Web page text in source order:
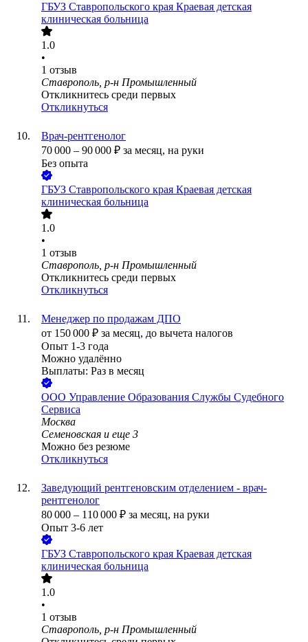
ГБУЗ Ставропольского края Краевая детская
клиническая больница
1.0
•
1 отзыв
Ставрополь, р-н Промышленный
Откликнитесь среди первых
Откликнуться
Врач-рентгенолог
70 000 – 90 000 ₽ за месяц, на руки
Без опыта
ГБУЗ Ставропольского края Краевая детская
клиническая больница
1.0
•
1 отзыв
Ставрополь, р-н Промышленный
Откликнитесь среди первых
Откликнуться
Менеджер по продажам ДПО
от 150 000 ₽ за месяц, до вычета налогов
Опыт 1-3 года
Можно удалённо
Выплаты: Раз в месяц
ООО Управление Образования Службы Судебного
Сервиса
Москва
Семеновская и еще 3
Можно без резюме
Откликнуться
Заведующий рентгеновским отделением - врач-
рентгенолог
80 000 – 110 000 ₽ за месяц, на руки
Опыт 3-6 лет
ГБУЗ Ставропольского края Краевая детская
клиническая больница
1.0
•
1 отзыв
Ставрополь, р-н Промышленный